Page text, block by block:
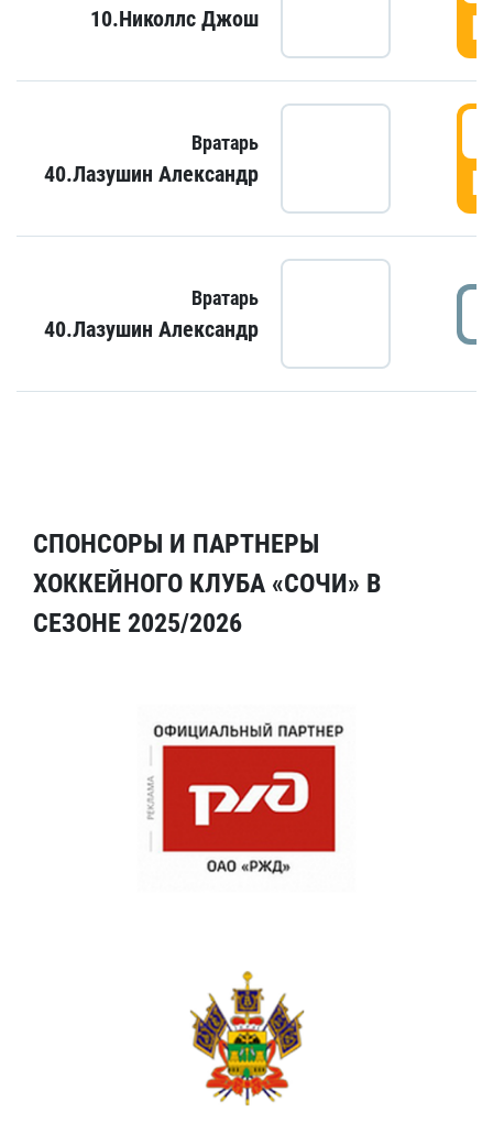
10.Николлс Джош
Вратарь
40.Лазушин Александр
Вратарь
40.Лазушин Александр
СПОНСОРЫ И ПАРТНЕРЫ
ХОККЕЙНОГО КЛУБА «СОЧИ» В
СЕЗОНЕ 2025/2026